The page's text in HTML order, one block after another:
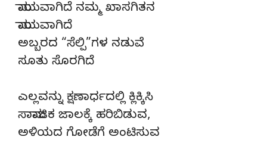
ಮಾಯವಾಗಿದೆ ನಮ್ಮ ಖಾಸಗಿತನ
ಮಾಯವಾಗಿದೆ
ಅಬ್ಬರದ “ಸೆಲ್ಪಿ”ಗಳ ನಡುವೆ
ಸೂತು ಸೊರಗಿದೆ
ಎಲ್ಲವನ್ನು ಕ್ಷಣಾರ್ಧದಲ್ಲಿ ಕ್ಲಿಕ್ಕಿಸಿ
ಸಾಮಾಜಿಕ ಜಾಲಕ್ಕೆ ಹರಿಬಿಡುವ,
ಅಳಿಯದ ಗೋಡೆಗೆ ಅಂಟಿಸುವ